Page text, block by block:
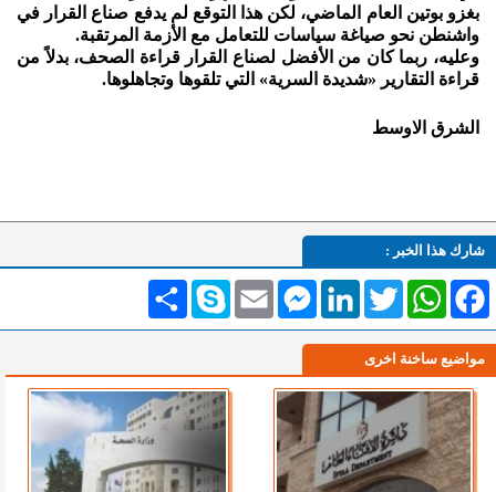
بغزو بوتين العام الماضي، لكن هذا التوقع لم يدفع صناع القرار في
واشنطن نحو صياغة سياسات للتعامل مع الأزمة المرتقبة.
وعليه، ربما كان من الأفضل لصناع القرار قراءة الصحف، بدلاً من
قراءة التقارير «شديدة السرية» التي تلقوها وتجاهلوها.
الشرق الاوسط
شارك هذا الخبر :
انشر Skype Email
MessengerLinkedInTwitterWhatsAppFacebook
مواضيع ساخنة اخرى